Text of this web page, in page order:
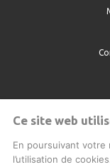
Ce site web
En poursuivant votre
l’utilisation de